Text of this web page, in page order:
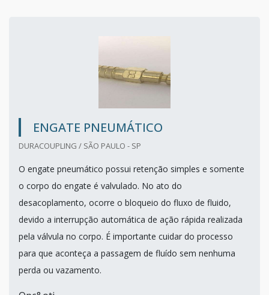
ENGATE PNEUMÁTICO
DURACOUPLING / SÃO PAULO - SP
O engate pneumático possui retenção simples e somente
o corpo do engate é valvulado. No ato do
desacoplamento, ocorre o bloqueio do fluxo de fluido,
devido a interrupção automática de ação rápida realizada
pela válvula no corpo. É importante cuidar do processo
para que aconteça a passagem de fluído sem nenhuma
perda ou vazamento.